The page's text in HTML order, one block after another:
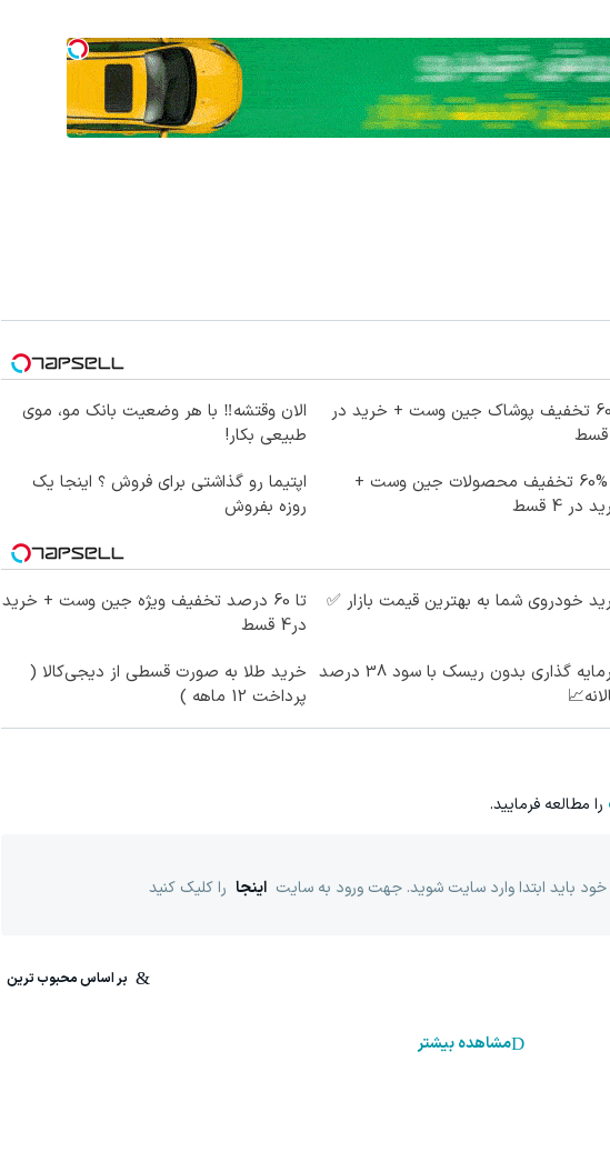
60% تخفیف پوشاک جین وست + خرید در
الان وقتشه‼️ با هر وضعیت بانک مو، موی
طبیعی بکار!
تا %60 تخفیف محصولات جین وست +
در 4 قسط
اپتیما رو گذاشتی برای فروش ؟ اینجا یک
روزه بفروش
خودروی شما به بهترین قیمت بازار ✅
تا 60 درصد تخفیف ویژه جین وست + خرید
در4 قسط
سرمایه گذاری بدون ریسک با سود 38 درصد خرید طلا به صورت قسطی از دیجی‌کالا (
پرداخت 12 ماهه )
را مطالعه فرمایید.
باید ابتدا وارد سایت شوید. جهت ورود به سایت اینجا را کلیک کنید
مشاهده بیشتر